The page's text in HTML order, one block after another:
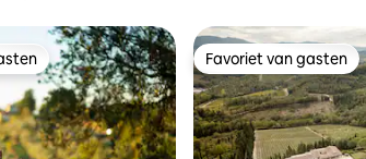
Favoriet van gasten
Favoriet van gasten